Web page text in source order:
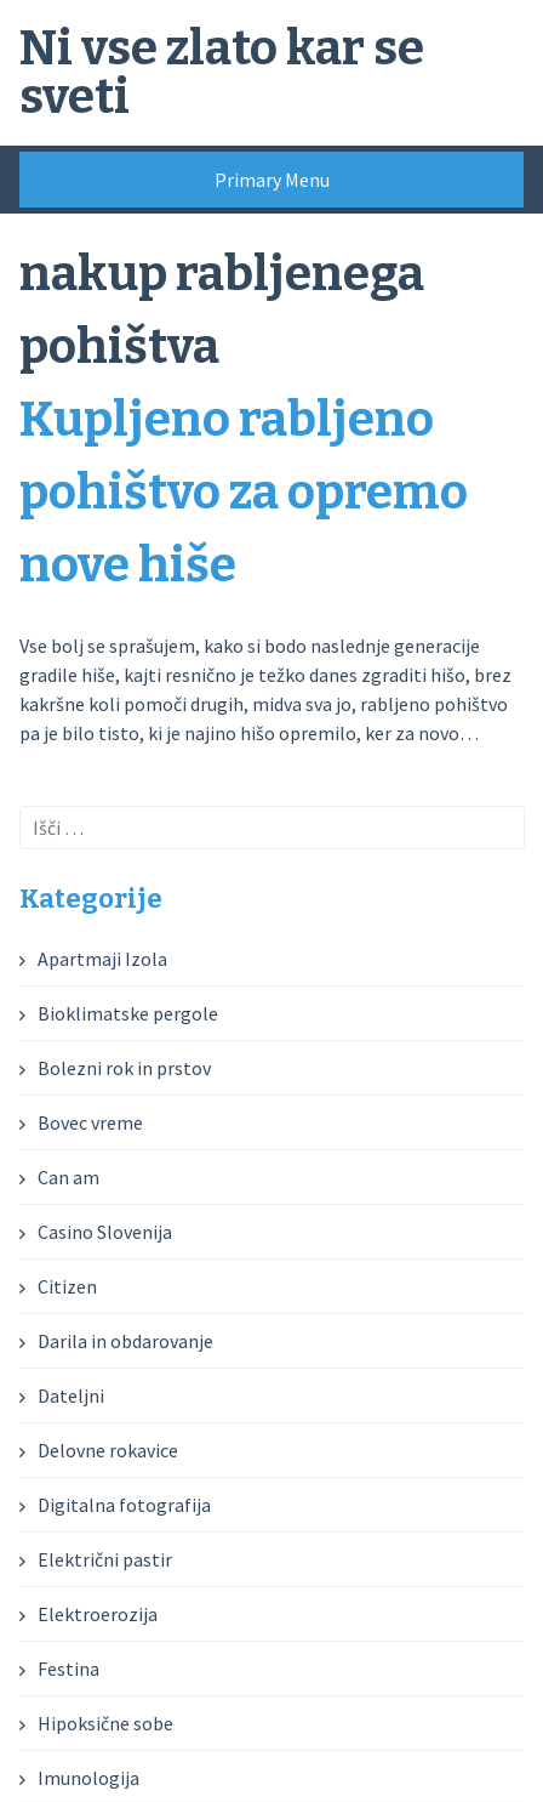
content
Ni vse zlato kar se
sveti
Primary Menu
nakup rabljenega
pohištva
Kupljeno rabljeno
pohištvo za opremo
nove hiše
Vse bolj se sprašujem, kako si bodo naslednje generacije
gradile hiše, kajti resnično je težko danes zgraditi hišo, brez
kakršne koli pomoči drugih, midva sva jo, rabljeno pohištvo
pa je bilo tisto, ki je najino hišo opremilo, ker za novo…
Išči:
Kategorije
Apartmaji Izola
Bioklimatske pergole
Bolezni rok in prstov
Bovec vreme
Can am
Casino Slovenija
Citizen
Darila in obdarovanje
Dateljni
Delovne rokavice
Digitalna fotografija
Električni pastir
Elektroerozija
Festina
Hipoksične sobe
Imunologija